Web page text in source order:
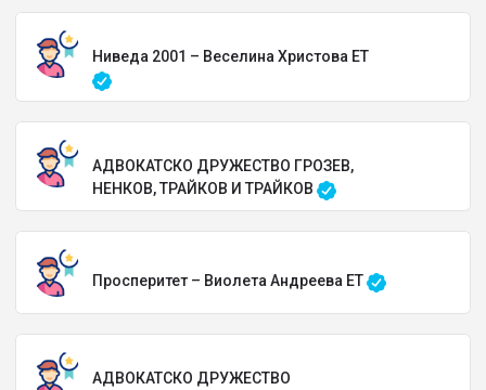
Ниведа 2001 – Веселина Христова ЕТ
АДВОКАТСКО ДРУЖЕСТВО ГРОЗЕВ,
НЕНКОВ, ТРАЙКОВ И ТРАЙКОВ
Просперитет – Виолета Андреева ЕТ
АДВОКАТСКО ДРУЖЕСТВО